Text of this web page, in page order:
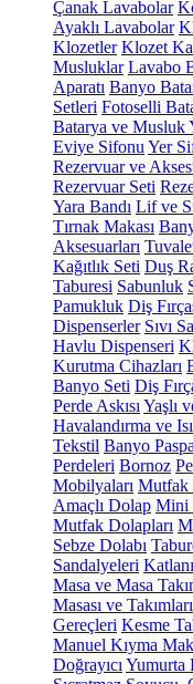
Çanak Lavabolar
Ayaklı Lavabolar
Klozetler Klozet
Musluklar Lavabo
Aparatı Banyo
Setleri Fotoselli
Batarya ve Musluk
Eviye Sifonu Yer
Rezervuar ve
Rezervuar Seti
Yara Bandı Lif ve
Tırnak Makası
Aksesuarları
Kağıtlık Seti Duş
Taburesi Sabunluk
Pamukluk Diş
Dispenserler Sıvı
Havlu Dispenseri
Kurutma Cihazları
Banyo Seti Diş
Perde Askısı Yaşlı
Havalandırma ve
Tekstil Banyo
Perdeleri Bornoz
Mobilyaları Mutfak
Amaçlı Dolap Mini
Mutfak Dolapları
Sebze Dolabı
Sandalyeleri
Masa ve Masa
Masası ve Takımları
Gereçleri Kesme
Manuel Kıyma
Doğrayıcı Yumurta